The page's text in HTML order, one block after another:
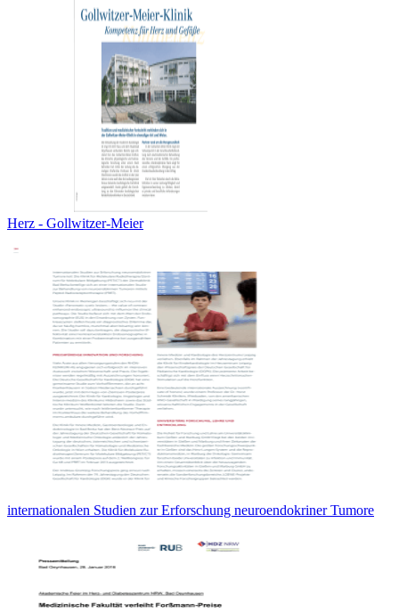
Herz - Gollwitzer-Meier
internationalen Studien zur Erforschung neuroendokriner Tumore